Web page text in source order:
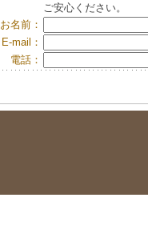
ご安心ください。
お名前：
E-mail：
電話：